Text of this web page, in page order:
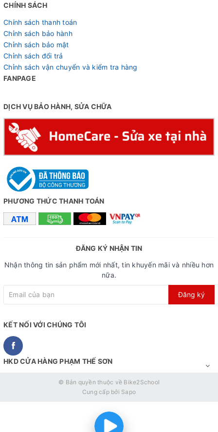
CHÍNH SÁCH
Chính sách thanh toán
Chỉnh sách bảo hành
Chỉnh sách bảo mật
Chỉnh sách đổi trả
Chỉnh sách vận chuyển và kiểm tra hàng
FANPAGE
DỊCH VỤ BẢO HÀNH, SỬA CHỮA
PHƯƠNG THỨC THANH TOÁN
ĐĂNG KÝ NHẬN TIN
Nhận thông tin sản phẩm mới nhất, tin khuyến mãi và nhiều hơn
nữa.
Đăng ký
KẾT NỐI VỚI CHÚNG TÔI
HKD CỬA HÀNG PHẠM THẾ SƠN
© Bản quyền thuộc về Bike2School
Cung cấp bởi Sapo